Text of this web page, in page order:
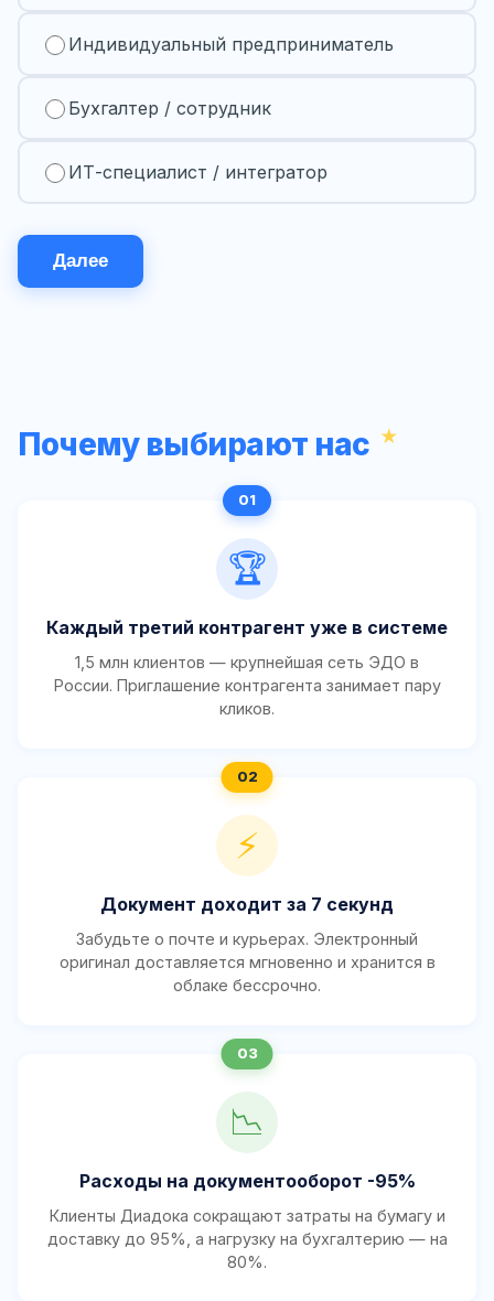
Индивидуальный предприниматель
Бухгалтер / сотрудник
ИТ-специалист / интегратор
Далее
Почему выбирают нас
🏆
Каждый третий контрагент уже в системе
1,5 млн клиентов — крупнейшая сеть ЭДО в
России. Приглашение контрагента занимает пару
кликов.
⚡
Документ доходит за 7 секунд
Забудьте о почте и курьерах. Электронный
оригинал доставляется мгновенно и хранится в
облаке бессрочно.
📉
Расходы на документооборот -95%
Клиенты Диадока сокращают затраты на бумагу и
доставку до 95%, а нагрузку на бухгалтерию — на
80%.